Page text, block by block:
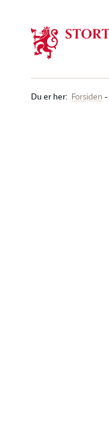
Du er her: Forsiden